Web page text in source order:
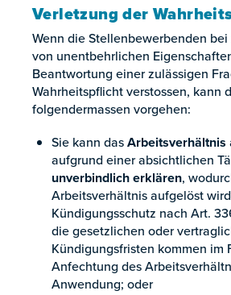
Verletzung der
Wenn die Stellenbewerbenden
von unentbehrlichen
Beantwortung einer zulässigen
Wahrheitspflicht verstossen, kann
folgendermassen vorgehen:
Sie kann dasArbeitsverhältnis
aufgrund einer absichtlichen
unverbindlich erklären,
Arbeitsverhältnis aufgelöst
Kündigungsschutz nach Art.
die gesetzlichen oder
Kündigungsfristen kommen im
Anfechtung des
Anwendung; oder